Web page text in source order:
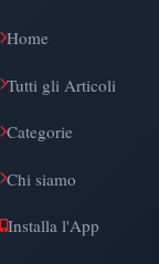
Home
Tutti gli Articoli
Categorie
Chi siamo
Installa l'App